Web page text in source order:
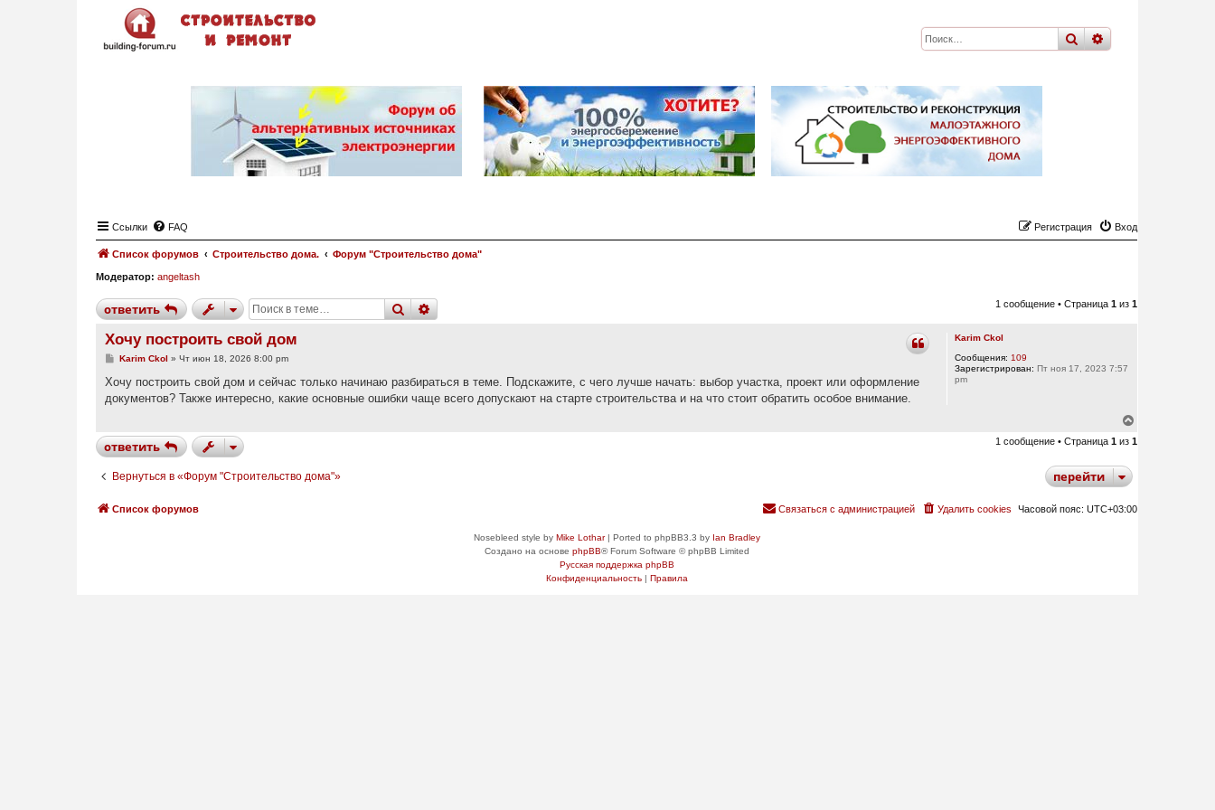
поискрасширенный
Ссылки FAQ Вход
Регистрация
Список форумов Строительство дома. Форум "Строительство дома"
Модератор: angeltash
ответить поискрасширенный 1 сообщение • Страница 1 из 1
Karim Ckol
Сообщения: 109
Зарегистрирован: Пт ноя 17, 2023 7:57
pm
Хочу построить свой дом
С
о
щ
е
Karim Ckol » Чт июн 18, 2026 8:00 pm
Хочу построить свой дом и сейчас только начинаю разбираться в теме. Подскажите, с чего лучше начать: выбор участка, проект или оформление
документов? Также интересно, какие основные ошибки чаще всего допускают на старте строительства и на что стоит обратить особое внимание.
р
с
ответить 1 сообщение • Страница 1 из 1
Вернуться в «Форум "Строительство дома"» перейти
Список форумов Часовой пояс: UTC+03:00
Удалить cookies
Связаться с администрацией
Nosebleed style by Mike Lothar| Ported to phpBB3.3 by Ian Bradley
Создано на основе phpBB® Forum Software © phpBB Limited
Русская поддержка phpBB
Конфиденциальность| Правила